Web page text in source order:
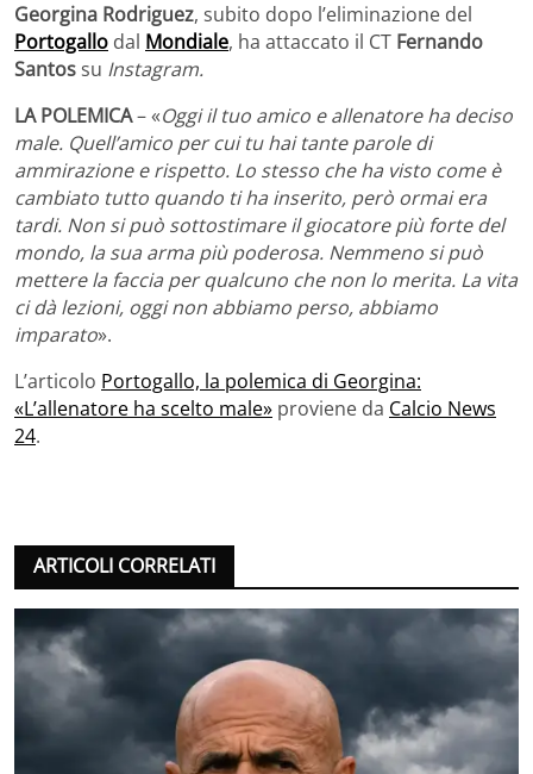
Georgina Rodriguez, subito dopo l’eliminazione del
Portogallo dal Mondiale, ha attaccato il CT Fernando
Santossu Instagram.
LA POLEMICA– «Oggi il tuo amico e allenatore ha deciso
male. Quell’amico per cui tu hai tante parole di
ammirazione e rispetto. Lo stesso che ha visto come è
cambiato tutto quando ti ha inserito, però ormai era
tardi. Non si può sottostimare il giocatore più forte del
mondo, la sua arma più poderosa. Nemmeno si può
mettere la faccia per qualcuno che non lo merita. La vita
ci dà lezioni, oggi non abbiamo perso, abbiamo
imparato».
L’articolo Portogallo, la polemica di Georgina:
«L’allenatore ha scelto male» proviene da Calcio News
24.
ARTICOLI CORRELATI